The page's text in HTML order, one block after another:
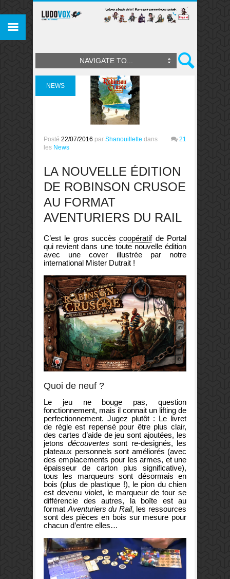
NAVIGATE TO...
NEWS
Posté 22/07/2016 par Shanouillette dans
les News
21
LA NOUVELLE ÉDITION
DE ROBINSON CRUSOE
AU FORMAT
AVENTURIERS DU RAIL
C’est le gros succèscoopératifde Portal
qui revient dans une toute nouvelle édition
avec une cover illustrée par notre
international Mister Dutrait !
Quoi de neuf ?
Le jeu ne bouge pas, question
fonctionnement, mais il connait un lifting de
perfectionnement. Jugez plutôt : Le livret
de règle est repensé pour être plus clair,
des cartes d’aide de jeu sont ajoutées, les
jetons découvertes sont re-designés, les
plateaux personnels sont améliorés (avec
des emplacements pour les armes, et une
épaisseur de carton plus significative),
tous les marqueurs sont désormais en
bois (plus de plastique !), le pion du chien
est devenu violet, le marqueur de tour se
différencie des autres, la boîte est au
format Aventuriers du Rail, les ressources
sont des pièces en bois sur mesure pour
chacun d’entre elles…